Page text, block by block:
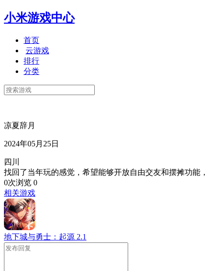
小米游戏中心
首页
云游戏
排行
分类
凉夏辞月
2024年05月25日
四川
找回了当年玩的感觉，希望能够开放自由交友和摆摊功能，
0次浏览 0
相关游戏
地下城与勇士：起源 2.1